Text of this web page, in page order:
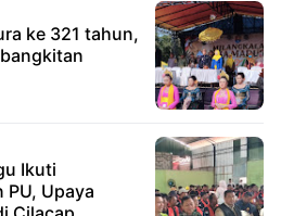
ke 321 tahun,
Ikuti
Upaya